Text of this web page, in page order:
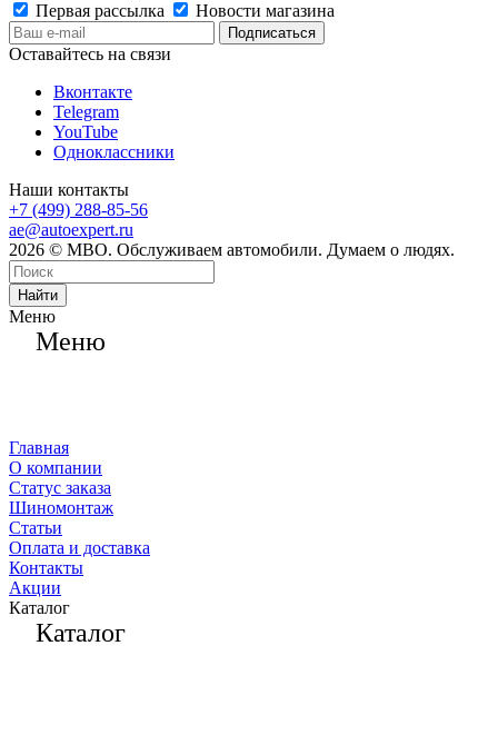
Первая рассылка
Новости магазина
Оставайтесь на связи
Вконтакте
Telegram
YouTube
Одноклассники
Наши контакты
+7 (499) 288-85-56
ae@autoexpert.ru
2026 © МВО. Обслуживаем автомобили. Думаем о людях.
Найти
Меню
Меню
Главная
О компании
Статус заказа
Шиномонтаж
Статьи
Оплата и доставка
Контакты
Акции
Каталог
Каталог